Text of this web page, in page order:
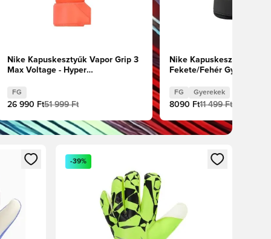
Nike Kapuskesztyűk Vapor Grip 3
Max Voltage - Hyper
FG
26 990 Ft51 999 Ft
Nike Kapuskesztyűk
Fekete/Fehér Gyerek
FG Gyerekek
8090 Ft11 499 Ft
vagy a tagként való regisztrációhoz
Megnyit egy modált a bejelentkezéshez vagy a
-39%